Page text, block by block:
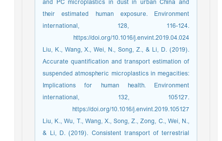
and PC microplastics in dust in urban China and
their estimated human exposure. Environment
international, 128, 116-124.
https://doi.org/10.1016/j.envint.2019.04.024
Liu, K., Wang, X., Wei, N., Song, Z., & Li, D. (2019).
Accurate quantification and transport estimation of
suspended atmospheric microplastics in megacities:
Implications for human health. Environment
international, 132, 105127.
https://doi.org/10.1016/j.envint.2019.105127
Liu, K., Wu, T., Wang, X., Song, Z., Zong, C., Wei, N.,
& Li, D. (2019). Consistent transport of terrestrial